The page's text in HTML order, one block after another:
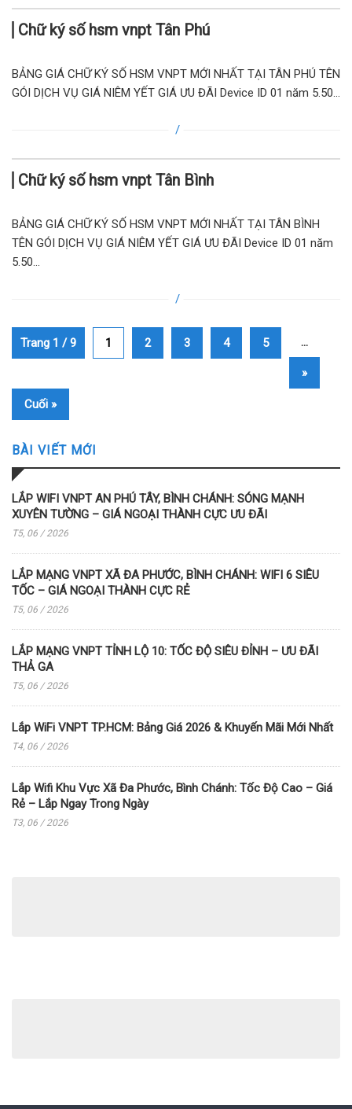
Chữ ký số hsm vnpt Tân Phú
BẢNG GIÁ CHỮ KÝ SỐ HSM VNPT MỚI NHẤT TẠI TÂN PHÚ TÊN
GÓI DỊCH VỤ GIÁ NIÊM YẾT GIÁ ƯU ĐÃI Device ID 01 năm 5.50...
Chữ ký số hsm vnpt Tân Bình
BẢNG GIÁ CHỮ KÝ SỐ HSM VNPT MỚI NHẤT TẠI TÂN BÌNH
TÊN GÓI DỊCH VỤ GIÁ NIÊM YẾT GIÁ ƯU ĐÃI Device ID 01 năm
5.50...
Trang 1 / 9 1 2 3 4 5 ...
»
Cuối »
BÀI VIẾT MỚI
LẮP WIFI VNPT AN PHÚ TÂY, BÌNH CHÁNH: SÓNG MẠNH
XUYÊN TƯỜNG – GIÁ NGOẠI THÀNH CỰC ƯU ĐÃI
T5, 06 / 2026
LẮP MẠNG VNPT XÃ ĐA PHƯỚC, BÌNH CHÁNH: WIFI 6 SIÊU
TỐC – GIÁ NGOẠI THÀNH CỰC RẺ
T5, 06 / 2026
LẮP MẠNG VNPT TỈNH LỘ 10: TỐC ĐỘ SIÊU ĐỈNH – ƯU ĐÃI
THẢ GA
T5, 06 / 2026
Lắp WiFi VNPT TP.HCM: Bảng Giá 2026 & Khuyến Mãi Mới Nhất
T4, 06 / 2026
Lắp Wifi Khu Vực Xã Đa Phước, Bình Chánh: Tốc Độ Cao – Giá
Rẻ – Lắp Ngay Trong Ngày
T3, 06 / 2026